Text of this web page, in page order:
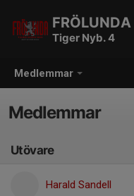
Medlemmar
Tiger Nyb. 4
Medlemmar
Utövare
Harald Sandell